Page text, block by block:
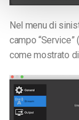
Nel menu di
campo
come mostrato